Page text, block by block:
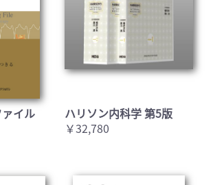
Public Health Service Guidelines
fo
Occupational Exposures to
for Postexposure
Public Health Service Guidelines
for Postexposure
11/313. 嚢胞性線維症]
端測(管腔
)細胞膜
ァイル
ハリソン内科学 第5版
￥32,780